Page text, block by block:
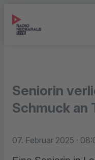
Seniorin
Schmuck an
07. Februar 2025 ·